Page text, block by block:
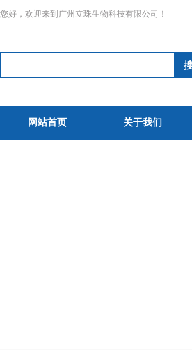
您好，欢迎来到广州立珠生物科技有限公司！
网站首页 关于我们